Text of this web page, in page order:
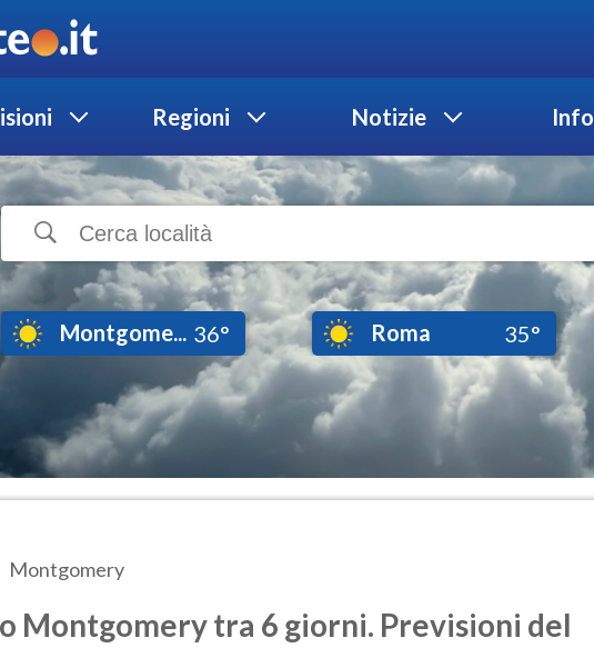
Regioni Notizie Info
Montgome... 36° Roma 35°
Montgomery
Montgomery tra 6 giorni. Previsioni del